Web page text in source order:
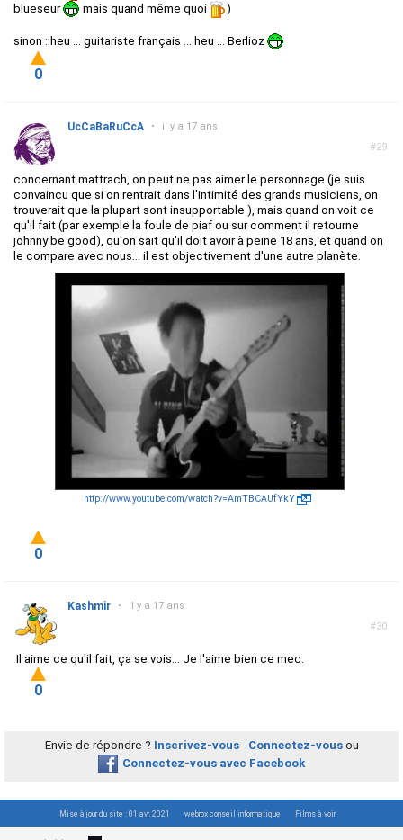
blueseur
mais quand même quoi )
sinon : heu ... guitariste français ... heu ... Berlioz
0
#29
UcCaBaRuCcA • il y a 17 ans
concernant mattrach, on peut ne pas aimer le personnage (je suis
convaincu que si on rentrait dans l'intimité des grands musiciens, on
trouverait que la plupart sont insupportable ), mais quand on voit ce
qu'il fait (par exemple la foule de piaf ou sur comment il retourne
johnny be good), qu'on sait qu'il doit avoir à peine 18 ans, et quand on
le compare avec nous... il est objectivement d'une autre planète.
http://www.youtube.com/watch?v=AmTBCAUfYkY
0
#30
Kashmir • il y a 17 ans
Il aime ce qu'il fait, ça se vois... Je l'aime bien ce mec.
0
Envie de répondre ? Inscrivez-vous- Connectez-vousou
Connectez-vous avec Facebook
Mise à jour du site : 01 avr. 2021 webrox conseil informatique Films à voir